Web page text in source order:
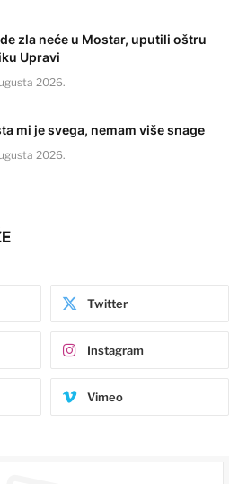
zla neće u Mostar, uputili oštru
Upravi
2026.
mi je svega, nemam više snage
2026.
Twitter
Instagram
Vimeo